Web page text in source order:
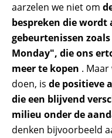
aarzelen we niet om
bespreken die wordt
gebeurtenissen
Monday", die ons
meer te kopen .
doen, is de positieve
die een blijvend
milieu onder de
denken bijvoorbeeld